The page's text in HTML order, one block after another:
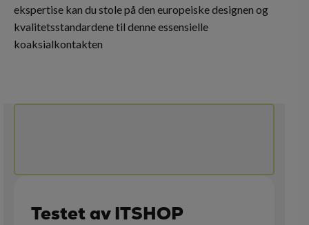
ekspertise kan du stole på den europeiske designen og
kvalitetsstandardene til denne essensielle
koaksialkontakten
Testet av ITSHOP